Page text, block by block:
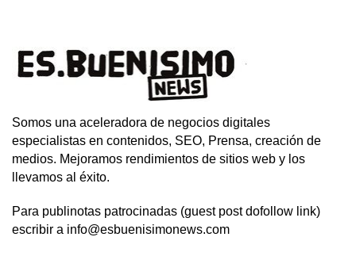
Somos una aceleradora de negocios digitales
especialistas en contenidos, SEO, Prensa, creación de
medios. Mejoramos rendimientos de sitios web y los
llevamos al éxito.
Para publinotas patrocinadas (guest post dofollow link)
escribir a info@esbuenisimonews.com